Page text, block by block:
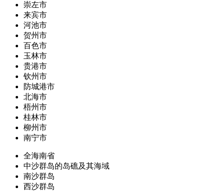
崇左市
来宾市
河池市
贺州市
百色市
玉林市
贵港市
钦州市
防城港市
北海市
梧州市
桂林市
柳州市
南宁市
全海南省
中沙群岛的岛礁及其海域
南沙群岛
西沙群岛